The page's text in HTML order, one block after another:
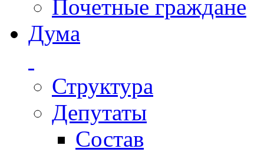
Почетные граждане
Дума
Структура
Депутаты
Состав